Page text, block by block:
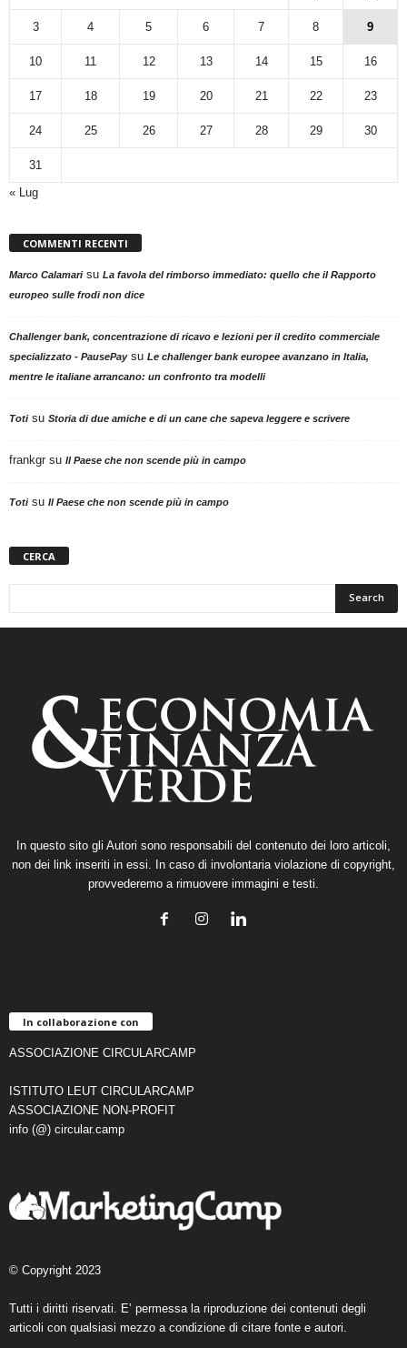
3 4 5 6 7 8 9
10 11 12 13 14 15 16
17 18 19 20 21 22 23
24 25 26 27 28 29 30
31
« Lug
COMMENTI RECENTI
Marco Calamarisu La favola del rimborso immediato: quello che il Rapporto
europeo sulle frodi non dice
Challenger bank, concentrazione di ricavo e lezioni per il credito commerciale
specializzato - PausePaysu Le challenger bank europee avanzano in Italia,
mentre le italiane arrancano: un confronto tra modelli
Totisu Storia di due amiche e di un cane che sapeva leggere e scrivere
frankgr su Il Paese che non scende più in campo
Totisu Il Paese che non scende più in campo
CERCA
In questo sito gli Autori sono responsabili del contenuto dei loro articoli,
non dei link inseriti in essi. In caso di involontaria violazione di copyright,
provvederemo a rimuovere immagini e testi.
In collaborazione con
ASSOCIAZIONE CIRCULARCAMP
ISTITUTO LEUT CIRCULARCAMP
ASSOCIAZIONE NON-PROFIT
info (@) circular.camp
© Copyright 2023
Tutti i diritti riservati. E’ permessa la riproduzione dei contenuti degli
articoli con qualsiasi mezzo a condizione di citare fonte e autori.